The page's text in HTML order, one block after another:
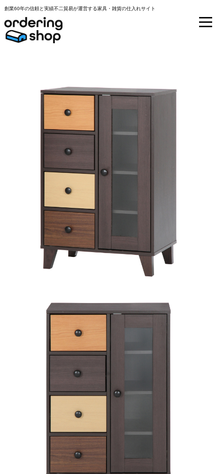
創業60年の信頼と実績不二貿易が運営する家具・雑貨の仕入れサイト